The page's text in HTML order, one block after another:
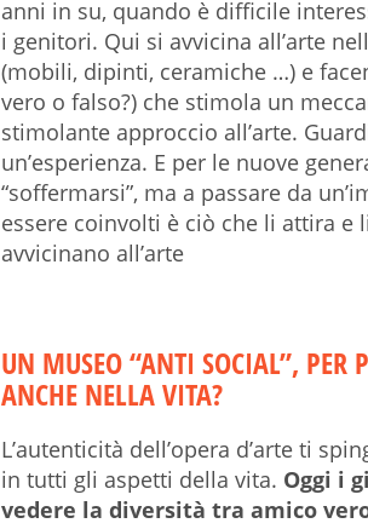
anni in su, quando è difficile
i genitori. Qui si avvicina all’arte
(mobili, dipinti, ceramiche …) e
vero o falso?) che stimola un
stimolante approccio all’arte.
un’esperienza. E per le nuove
“soffermarsi”, ma a passare da
essere coinvolti è ciò che li attira e
avvicinano all’arte
UN MUSEO “ANTI SOCIAL”, PER
ANCHE NELLA VITA?
L’autenticità dell’opera d’arte ti
in tutti gli aspetti della vita. Oggi i
vedere la diversità tra amico